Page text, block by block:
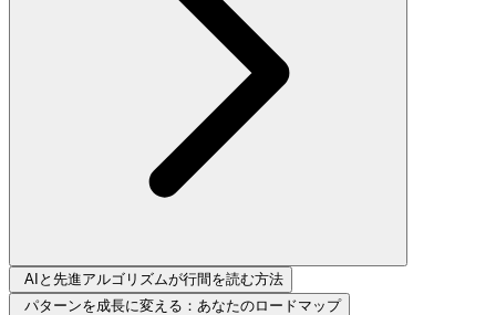
AIと先進アルゴリズムが行間を読む方法
パターンを成長に変える：あなたのロードマップ